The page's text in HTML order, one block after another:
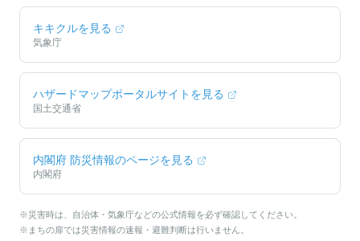
キキクルを見る
気象庁
ハザードマップポータルサイトを見る
国土交通省
内閣府 防災情報のページを見る
内閣府
※災害時は、自治体・気象庁などの公式情報を必ず確認してください。
※まちの扉では災害情報の速報・避難判断は行いません。